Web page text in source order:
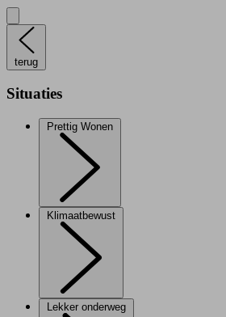
terug
Situaties
Prettig Wonen
Klimaatbewust
Lekker onderweg